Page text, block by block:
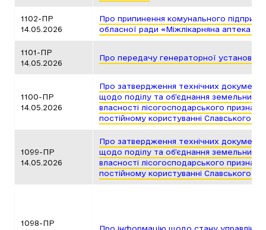
1102-ПР
14.05.2026
Про припинення комунального
обласної ради «Міжлікарняна аптека №
1101-ПР
14.05.2026
Про передачу генераторної установки
1100-ПР
14.05.2026
Про затвердження технічних
щодо поділу та об’єднання земельних
власності лісогосподарського
постійному користуванні Славського
1099-ПР
14.05.2026
Про затвердження технічних
щодо поділу та об’єднання земельних
власності лісогосподарського
постійному користуванні Славського
1098-ПР
Про інформацію щодо стану